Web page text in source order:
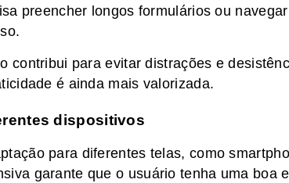
preencher longos formulários ou
contribui para evitar distrações e
é ainda mais valorizada.
dispositivos
para diferentes telas, como
garante que o usuário tenha uma boa